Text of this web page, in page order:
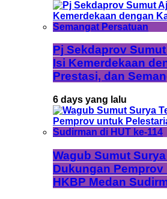
Pj Sekdaprov
Isi Kemerdekaan
Prestasi, dan
6 days yang lalu
Wagub Sumut
Dukungan
HKBP Medan